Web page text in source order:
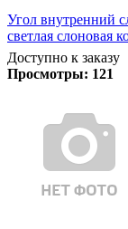
Угол внутренний
светлая слоновая
Доступно к заказу
Просмотры: 121